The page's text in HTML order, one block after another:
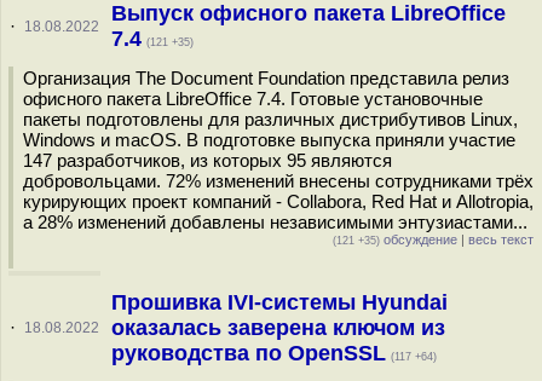
· 18.08.2022
Выпуск офисного пакета LibreOffice
7.4 (121 +35)
Организация The Document Foundation представила релиз
офисного пакета LibreOffice 7.4. Готовые установочные
пакеты подготовлены для различных дистрибутивов Linux,
Windows и macOS. В подготовке выпуска приняли участие
147 разработчиков, из которых 95 являются
добровольцами. 72% изменений внесены сотрудниками трёх
курирующих проект компаний - Collabora, Red Hat и Allotropia,
а 28% изменений добавлены независимыми энтузиастами...
(121 +35) обсуждение | весь текст
· 18.08.2022
Прошивка IVI-системы Hyundai
оказалась заверена ключом из
руководства по OpenSSL (117 +64)